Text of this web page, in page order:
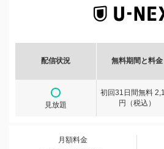
配信状況 無料期間と料金
見放題
初回31日間無料
円（税込）
月額料金